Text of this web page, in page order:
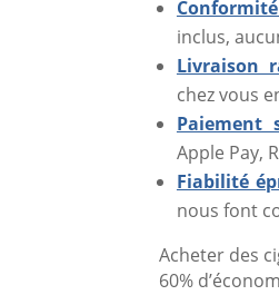
inclus,
Livraison
chez vous
Paiement
Apple Pay,
Fiabilité
nous font
Acheter des
60%